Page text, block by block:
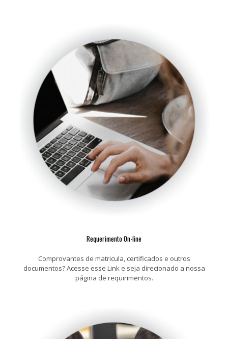
Requerimento On-line
Comprovantes de matricula, certificados e outros
documentos? Acesse esse Link e seja direcionado a nossa
página de requirimentos.